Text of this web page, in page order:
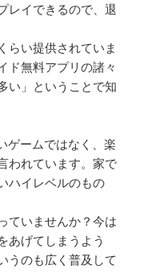
レイできるので、退
らい提供されていま
ド無料アプリの諸々
い」ということで知
ゲームではなく、楽
われています。家で
ハイレベルのもの
ていませんか？今は
あげてしまうよう
うのも広く普及して